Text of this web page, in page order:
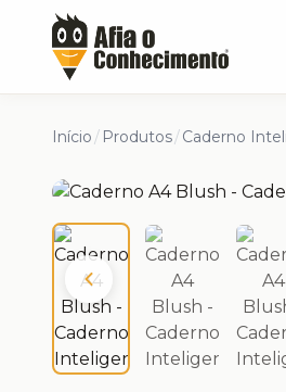
Início / Produtos/Caderno